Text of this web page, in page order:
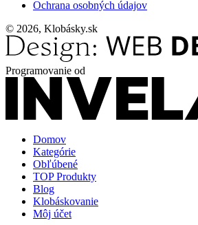
Ochrana osobných údajov
© 2026, Klobásky.sk
Programovanie od
Domov
Kategórie
Obľúbené
TOP Produkty
Blog
Klobáskovanie
Môj účet